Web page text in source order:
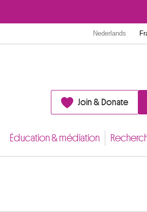
Nederlands
Join & Donate
Éducation & médiation